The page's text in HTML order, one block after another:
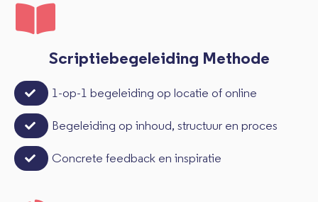
Scriptiebegeleiding Methode
1-op-1 begeleiding op locatie of online
Begeleiding op inhoud, structuur en proces
Concrete feedback en inspiratie